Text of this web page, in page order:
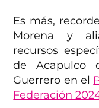
Es más,
Morena y
recursos
de Acapulco
Guerrero en el
Federación